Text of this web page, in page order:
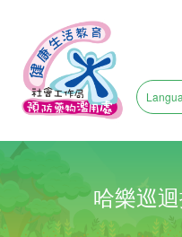
哈樂巡